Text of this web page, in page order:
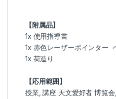
【附属品】
1x 使用指導書
1x 赤色レーザーポインター
1x 荷造り
【応用範囲】
授業, 講座 天文愛好者 博覧